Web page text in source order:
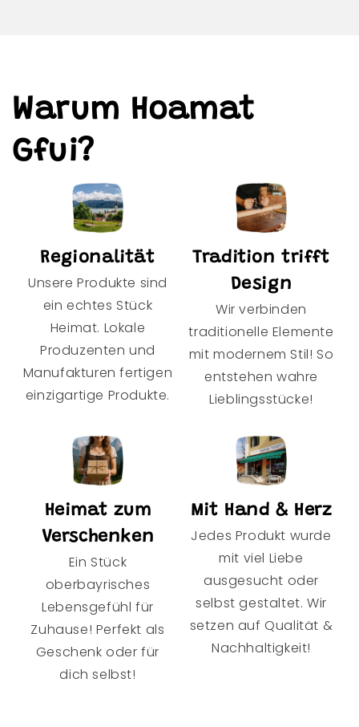
Warum Hoamat
Gfui?
Regionalität
Unsere Produkte sind
ein echtes Stück
Heimat. Lokale
Produzenten und
Manufakturen fertigen
einzigartige Produkte.
Tradition trifft
Design
Wir verbinden
traditionelle Elemente
mit modernem Stil! So
entstehen wahre
Lieblingsstücke!
Heimat zum
Verschenken
Ein Stück
oberbayrisches
Lebensgefühl für
Zuhause! Perfekt als
Geschenk oder für
dich selbst!
Mit Hand & Herz
Jedes Produkt wurde
mit viel Liebe
ausgesucht oder
selbst gestaltet. Wir
setzen auf Qualität &
Nachhaltigkeit!